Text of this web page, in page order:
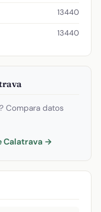
13440
13440
Compara datos
Calatrava →